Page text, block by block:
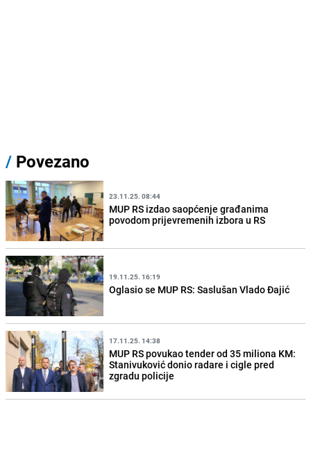
/ Povezano
23.11.25. 08:44
MUP RS izdao saopćenje građanima
povodom prijevremenih izbora u RS
19.11.25. 16:19
Oglasio se MUP RS: Saslušan Vlado Đajić
17.11.25. 14:38
MUP RS povukao tender od 35 miliona KM:
Stanivuković donio radare i cigle pred
zgradu policije